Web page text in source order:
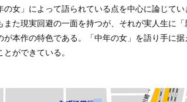
女」によって語られている点を中心に論じてい
た現実回避の一面を持つが、それが実人生に「
本作の特色である。「中年の女」を語り手に
ができている。